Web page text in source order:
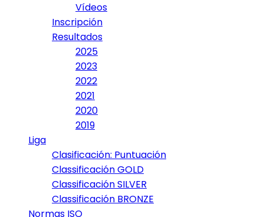
Vídeos
Inscripción
Resultados
2025
2023
2022
2021
2020
2019
Liga
Clasificación: Puntuación
Classificación GOLD
Classificación SILVER
Classificación BRONZE
Normas ISO